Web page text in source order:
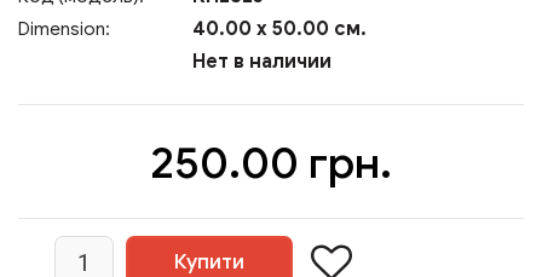
Dimension:
40.00 x 50.00 см.
Нет в наличии
250.00 грн.